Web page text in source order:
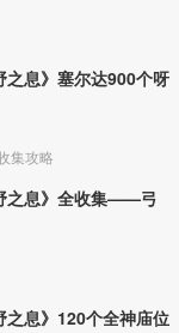
之息》塞尔达900个呀
集攻略
之息》全收集——弓
之息》120个全神庙位